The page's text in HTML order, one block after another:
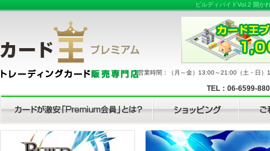
ビルディバイドVol.2 開か
営業時間：（月～金）13:00～21:00（土・日
TEL：06-6599-